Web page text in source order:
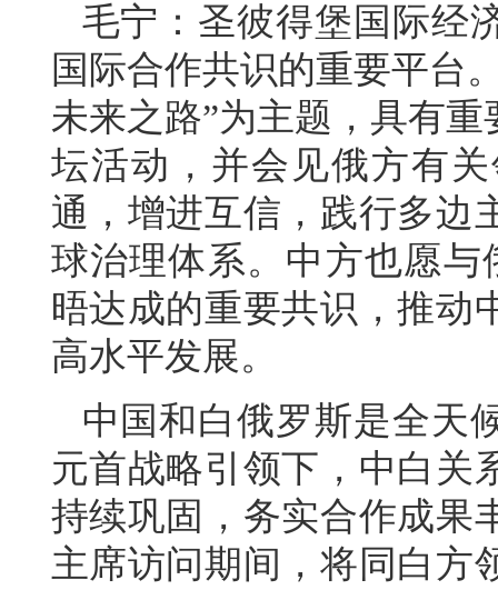
毛宁：圣彼得堡国际经
国际合作共识的重要平台
未来之路”为主题，具有
坛活动，并会见俄方有
通，增进互信，践行多边
球治理体系。中方也愿
晤达成的重要共识，推动
高水平发展。
中国和白俄罗斯是全天
元首战略引领下，中白关
持续巩固，务实合作成果
主席访问期间，将同白方